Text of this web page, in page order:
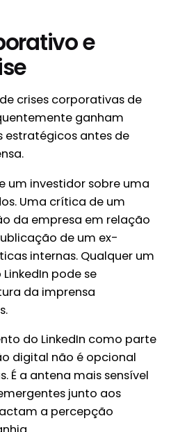
e
crises corporativas de
ganham
antes de
um investidor sobre uma
Uma crítica de um
da empresa em relação
de um ex-
internas. Qualquer um
pode se
da imprensa
do LinkedIn como parte
digital não é opcional
É a antena mais sensível
junto aos
a percepção